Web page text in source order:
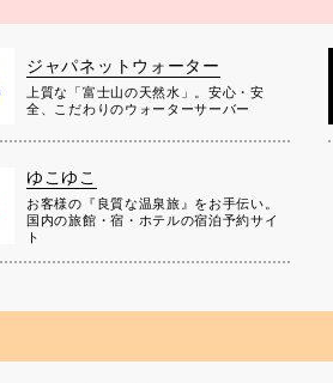
ジャパネットウォーター
上質な「富士山の天然水」。安心・安
全、こだわりのウォーターサーバー
ゆこゆこ
お客様の『良質な温泉旅』をお手伝い。
国内の旅館・宿・ホテルの宿泊予約サイ
ト